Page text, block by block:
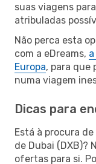
suas viagens
atribuladas
Não perca esta
com a eDreams,
Europa, para que
numa viagem
Dicas para
Está à procura
de Dubai (DXB)?
ofertas para si.